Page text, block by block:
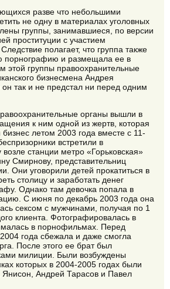
разве что небольшими
не одну в материалах уголовных
группы, занимавшиеся, по версии
проституции с участием
полагает, что группа также
порнографию и размещала ее в
этой группы правоохранительные
бизнесмена Андрея
так и не предстал ни перед одним
органы вышли в
к ним одной из жертв, которая
летом 2003 года вместе с 11-
встретили в
станции метро «Горьковская»
Смирнову, представительниц
Они уговорили детей прокатиться в
столицу и заработать денег
Однако там девочка попала в
С июня по декабрь 2003 года она
сексом с мужчинами, получая по 1
клиента. Фотографировалась в
в порнофильмах. Перед
года сбежала и даже смогла
После этого ее брат был
милиции. Были возбуждены
которых в 2004-2005 годах были
Андрей Тарасов и Павел